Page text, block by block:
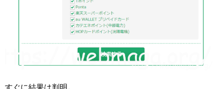
すぐに結果は判明。